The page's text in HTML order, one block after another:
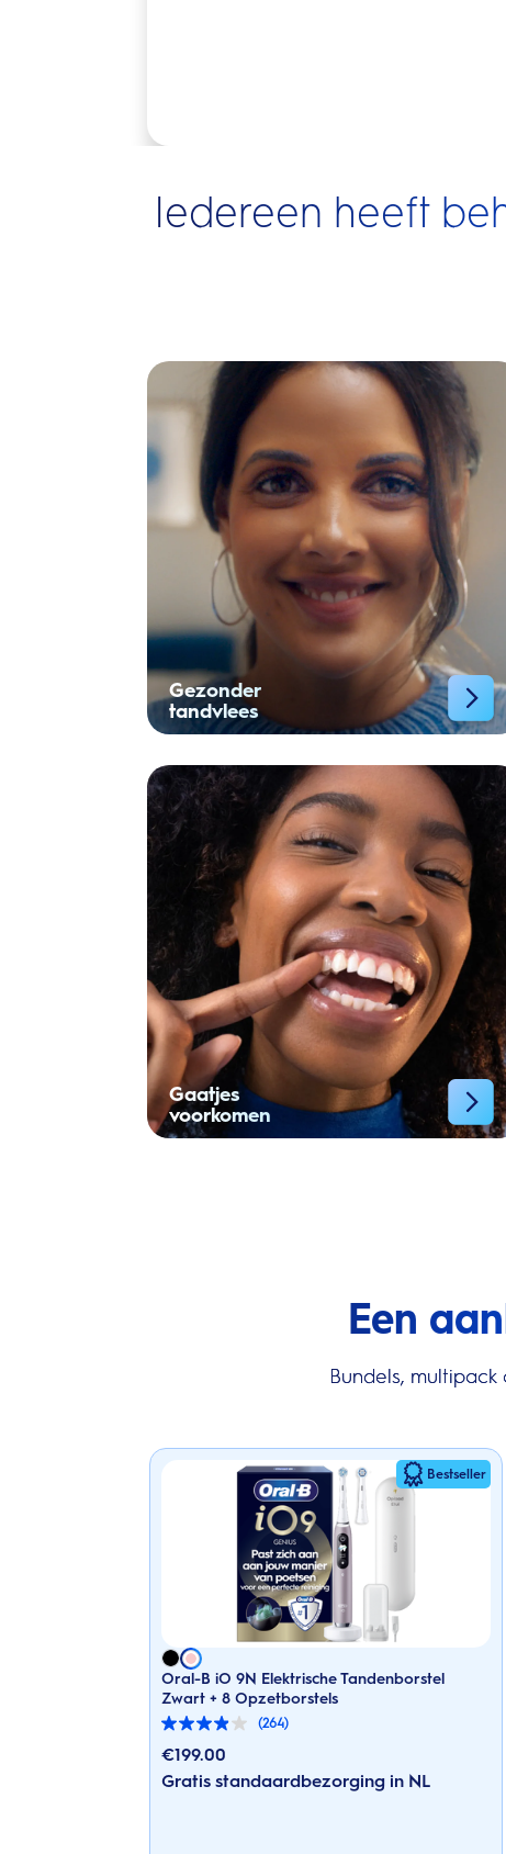
Iedereen heeft
Gezonder
tandvlees
Gaatjes
voorkomen
Een
Bundels,
Bestseller
Oral-B iO 9N Elektrische Tandenborstel
Zwart + 8 Opzetborstels
(264)
3.9
van
de
5
€199.00
Gratis standaardbezorging in NL